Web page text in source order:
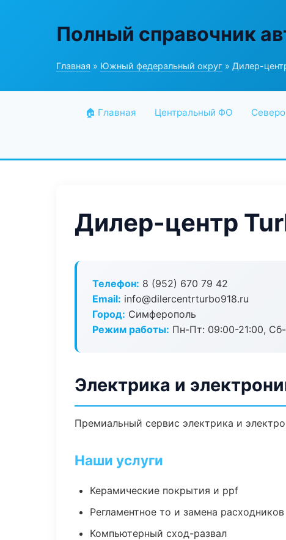
Полный справочник
Главная » Южный федеральный округ » Дилер-
🏠 Главная Центральный ФО
Дилер-центр
Телефон: 8 (952) 670 79 42
Email: info@dilercentrturbo918.ru
Город: Симферополь
Режим работы: Пн-Пт: 09:00-21:00,
Электрика и
Премиальный сервис электрика и
Наши услуги
Керамические покрытия и ppf
Регламентное то и замена расходников
Компьютерный сход-развал